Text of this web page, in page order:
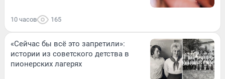
10 часов 165
«Сейчас бы всё это запретили»:
истории из советского детства в
пионерских лагерях